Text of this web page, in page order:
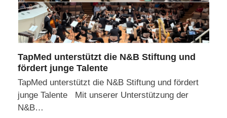
TapMed unterstützt die N&B Stiftung und
fördert junge Talente
TapMed unterstützt die N&B Stiftung und fördert
junge Talente Mit unserer Unterstützung der
N&B…